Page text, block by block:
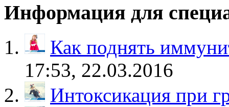
Информация для
Как поднять
17:53, 22.03.2016
Интоксикация при